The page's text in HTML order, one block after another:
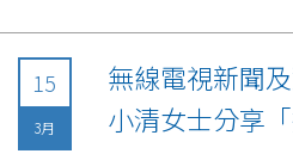
15
3月
無線電視新聞
小清女士分享